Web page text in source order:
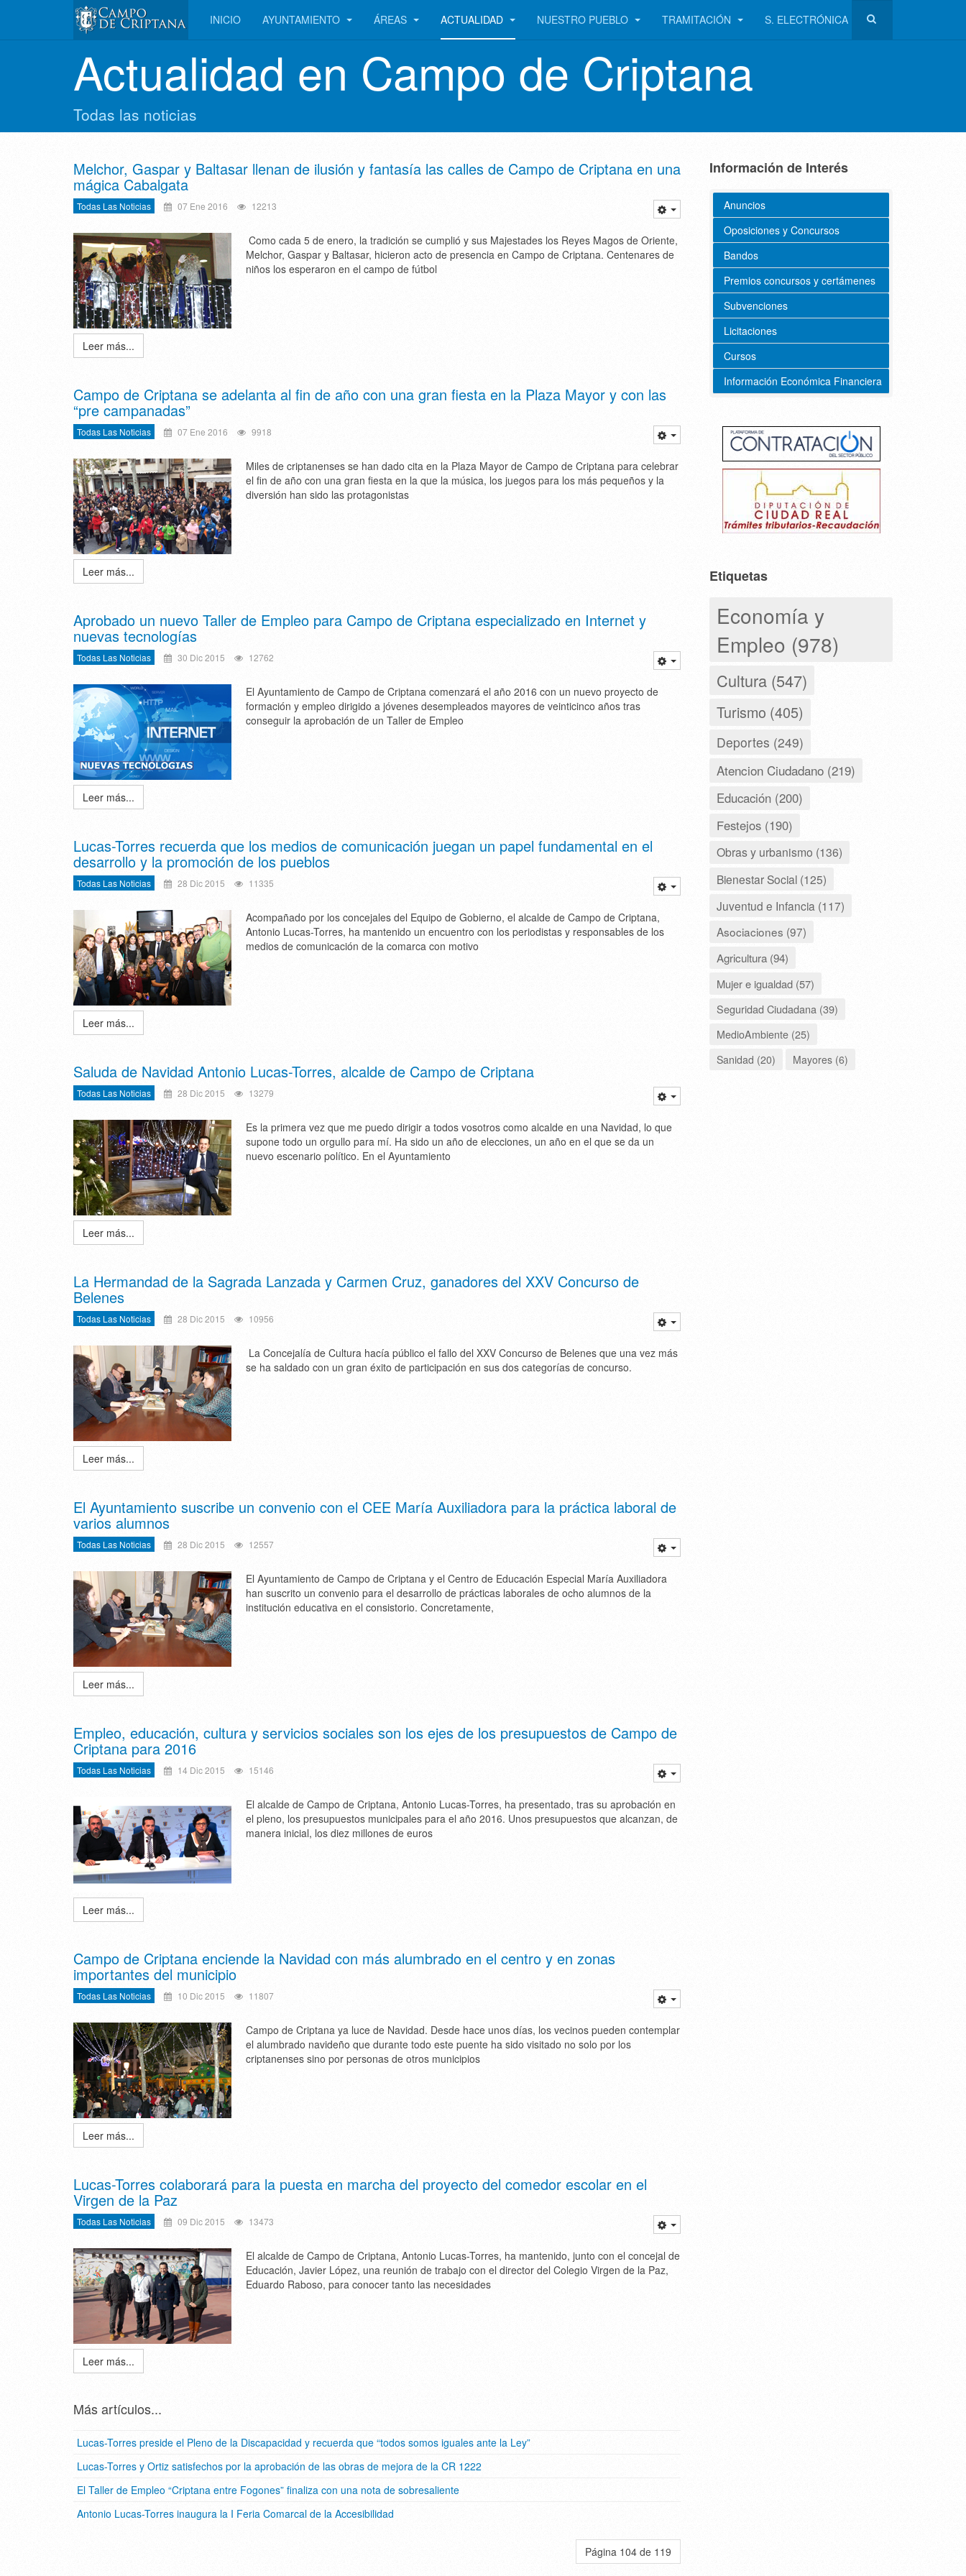
INICIO AYUNTAMIENTO ÁREAS ACTUALIDAD NUESTRO PUEBLO TRAMITACIÓN S. ELECTRÓNICA
Actualidad en Campo de Criptana
Todas las noticias
Melchor, Gaspar y Baltasar llenan de ilusión y fantasía las calles de Campo de Criptana en una
mágica Cabalgata
Todas Las Noticias 07 Ene 2016 12213
Como cada 5 de enero, la tradición se cumplió y sus Majestades los Reyes Magos de Oriente,
Melchor, Gaspar y Baltasar, hicieron acto de presencia en Campo de Criptana. Centenares de
niños los esperaron en el campo de fútbol
Leer más...
Campo de Criptana se adelanta al fin de año con una gran fiesta en la Plaza Mayor y con las
“pre campanadas”
Todas Las Noticias 07 Ene 2016 9918
Miles de criptanenses se han dado cita en la Plaza Mayor de Campo de Criptana para celebrar
el fin de año con una gran fiesta en la que la música, los juegos para los más pequeños y la
diversión han sido las protagonistas
Leer más...
Aprobado un nuevo Taller de Empleo para Campo de Criptana especializado en Internet y
nuevas tecnologías
Todas Las Noticias 30 Dic 2015 12762
El Ayuntamiento de Campo de Criptana comenzará el año 2016 con un nuevo proyecto de
formación y empleo dirigido a jóvenes desempleados mayores de veinticinco años tras
conseguir la aprobación de un Taller de Empleo
Leer más...
Lucas-Torres recuerda que los medios de comunicación juegan un papel fundamental en el
desarrollo y la promoción de los pueblos
Todas Las Noticias 28 Dic 2015 11335
Acompañado por los concejales del Equipo de Gobierno, el alcalde de Campo de Criptana,
Antonio Lucas-Torres, ha mantenido un encuentro con los periodistas y responsables de los
medios de comunicación de la comarca con motivo
Leer más...
Saluda de Navidad Antonio Lucas-Torres, alcalde de Campo de Criptana
Todas Las Noticias 28 Dic 2015 13279
Es la primera vez que me puedo dirigir a todos vosotros como alcalde en una Navidad, lo que
supone todo un orgullo para mí. Ha sido un año de elecciones, un año en el que se da un
nuevo escenario político. En el Ayuntamiento
Leer más...
La Hermandad de la Sagrada Lanzada y Carmen Cruz, ganadores del XXV Concurso de
Belenes
Todas Las Noticias 28 Dic 2015 10956
La Concejalía de Cultura hacía público el fallo del XXV Concurso de Belenes que una vez más
se ha saldado con un gran éxito de participación en sus dos categorías de concurso.
Leer más...
El Ayuntamiento suscribe un convenio con el CEE María Auxiliadora para la práctica laboral de
varios alumnos
Todas Las Noticias 28 Dic 2015 12557
El Ayuntamiento de Campo de Criptana y el Centro de Educación Especial María Auxiliadora
han suscrito un convenio para el desarrollo de prácticas laborales de ocho alumnos de la
institución educativa en el consistorio. Concretamente,
Leer más...
Empleo, educación, cultura y servicios sociales son los ejes de los presupuestos de Campo de
Criptana para 2016
Todas Las Noticias 14 Dic 2015 15146
El alcalde de Campo de Criptana, Antonio Lucas-Torres, ha presentado, tras su aprobación en
el pleno, los presupuestos municipales para el año 2016. Unos presupuestos que alcanzan, de
manera inicial, los diez millones de euros
Leer más...
Campo de Criptana enciende la Navidad con más alumbrado en el centro y en zonas
importantes del municipio
Todas Las Noticias 10 Dic 2015 11807
Campo de Criptana ya luce de Navidad. Desde hace unos días, los vecinos pueden contemplar
el alumbrado navideño que durante todo este puente ha sido visitado no solo por los
criptanenses sino por personas de otros municipios
Leer más...
Lucas-Torres colaborará para la puesta en marcha del proyecto del comedor escolar en el
Virgen de la Paz
Todas Las Noticias 09 Dic 2015 13473
El alcalde de Campo de Criptana, Antonio Lucas-Torres, ha mantenido, junto con el concejal de
Educación, Javier López, una reunión de trabajo con el director del Colegio Virgen de la Paz,
Eduardo Raboso, para conocer tanto las necesidades
Leer más...
Más artículos...
Lucas-Torres preside el Pleno de la Discapacidad y recuerda que “todos somos iguales ante la Ley”
Lucas-Torres y Ortiz satisfechos por la aprobación de las obras de mejora de la CR 1222
El Taller de Empleo “Criptana entre Fogones” finaliza con una nota de sobresaliente
Antonio Lucas-Torres inaugura la I Feria Comarcal de la Accesibilidad
Página 104 de 119
Información de Interés
Anuncios
Oposiciones y Concursos
Bandos
Premios concursos y certámenes
Subvenciones
Licitaciones
Cursos
Información Económica Financiera
Etiquetas
Economía y
Empleo (978)
Cultura (547)
Turismo (405)
Deportes (249)
Atencion Ciudadano (219)
Educación (200)
Festejos (190)
Obras y urbanismo (136)
Bienestar Social (125)
Juventud e Infancia (117)
Asociaciones (97)
Agricultura (94)
Mujer e igualdad (57)
Seguridad Ciudadana (39)
MedioAmbiente (25)
Sanidad (20)
Mayores (6)